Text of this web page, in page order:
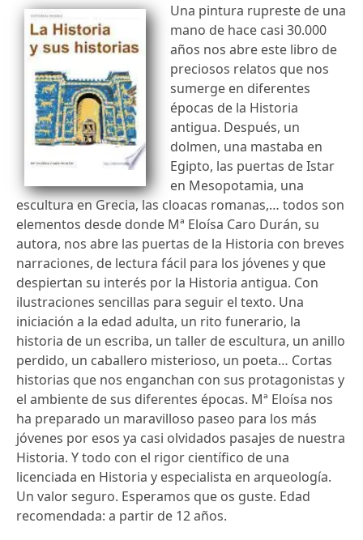
Una pintura rupreste de una
mano de hace casi 30.000
años nos abre este libro de
preciosos relatos que nos
sumerge en diferentes
épocas de la Historia
antigua. Después, un
dolmen, una mastaba en
Egipto, las puertas de Istar
en Mesopotamia, una
escultura en Grecia, las cloacas romanas,… todos son
elementos desde donde Mª Eloísa Caro Durán, su
autora, nos abre las puertas de la Historia con breves
narraciones, de lectura fácil para los jóvenes y que
despiertan su interés por la Historia antigua. Con
ilustraciones sencillas para seguir el texto. Una
iniciación a la edad adulta, un rito funerario, la
historia de un escriba, un taller de escultura, un anillo
perdido, un caballero misterioso, un poeta… Cortas
historias que nos enganchan con sus protagonistas y
el ambiente de sus diferentes épocas. Mª Eloísa nos
ha preparado un maravilloso paseo para los más
jóvenes por esos ya casi olvidados pasajes de nuestra
Historia. Y todo con el rigor científico de una
licenciada en Historia y especialista en arqueología.
Un valor seguro. Esperamos que os guste. Edad
recomendada: a partir de 12 años.